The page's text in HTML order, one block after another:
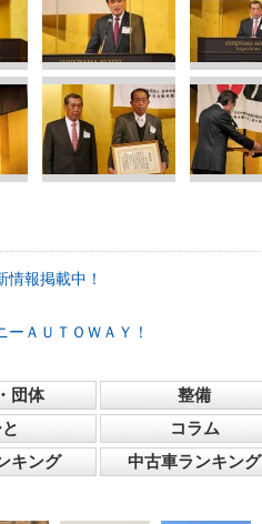
報掲載中！
ＡＵＴＯＷＡＹ！
団体 整備
コラム
キング
中古車ランキング